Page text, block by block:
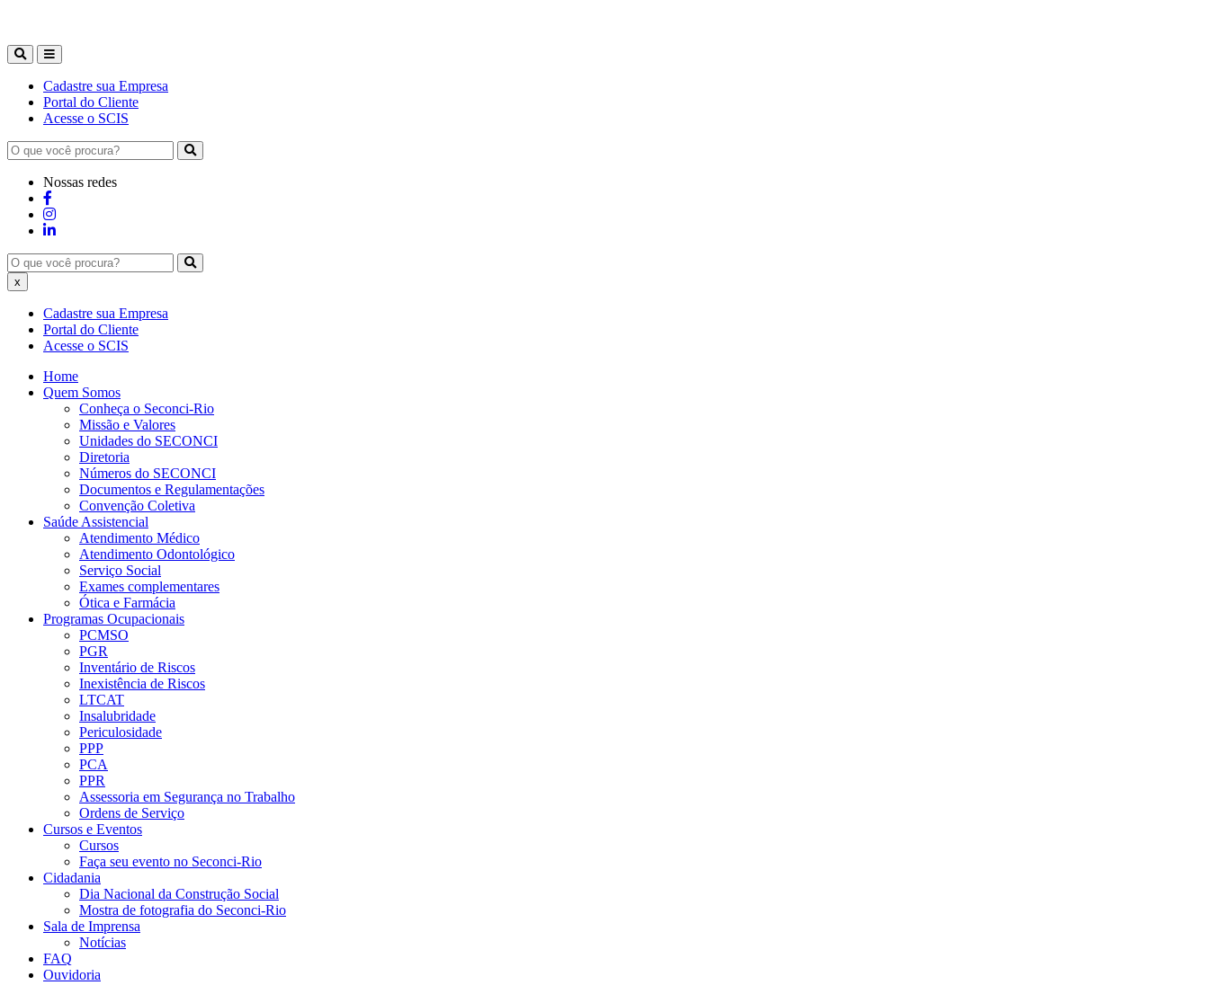
Cadastre sua Empresa
Portal do Cliente
Acesse o SCIS
Nossas redes
x
Cadastre sua Empresa
Portal do Cliente
Acesse o SCIS
Home
Quem Somos
Conheça o Seconci-Rio
Missão e Valores
Unidades do SECONCI
Diretoria
Números do SECONCI
Documentos e Regulamentações
Convenção Coletiva
Saúde Assistencial
Atendimento Médico
Atendimento Odontológico
Serviço Social
Exames complementares
Ótica e Farmácia
Programas Ocupacionais
PCMSO
PGR
Inventário de Riscos
Inexistência de Riscos
LTCAT
Insalubridade
Periculosidade
PPP
PCA
PPR
Assessoria em Segurança no Trabalho
Ordens de Serviço
Cursos e Eventos
Cursos
Faça seu evento no Seconci-Rio
Cidadania
Dia Nacional da Construção Social
Mostra de fotografia do Seconci-Rio
Sala de Imprensa
Notícias
FAQ
Ouvidoria